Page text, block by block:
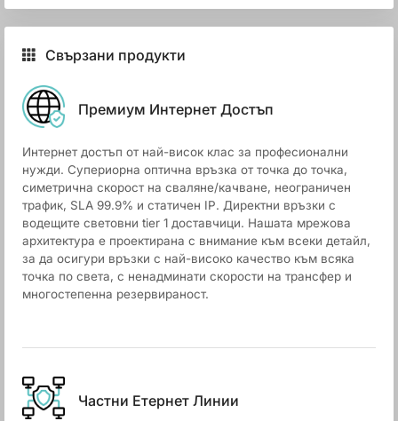
Свързани продукти
Премиум Интернет Достъп
Интернет достъп от най-висок клас за професионални
нужди. Супериорна оптична връзка от точка до точка,
симетрична скорост на сваляне/качване, неограничен
трафик, SLA 99.9% и статичен IP. Директни връзки с
водещите световни tier 1 доставчици. Нашата мрежова
архитектура е проектирана с внимание към всеки детайл,
за да осигури връзки с най-високо качество към всяка
точка по света, с ненадминати скорости на трансфер и
многостепенна резервираност.
Частни Етернет Линии